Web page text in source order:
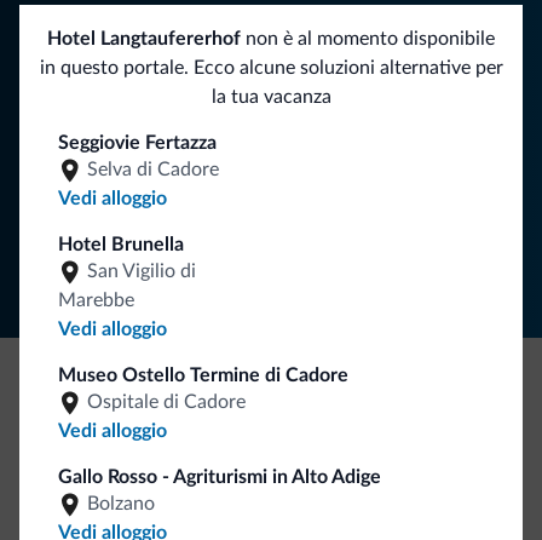
Hotel Langtaufererhof non è al momento disponibile
in questo portale. Ecco alcune soluzioni alternative per
la tua vacanza
Seggiovie Fertazza
Selva di Cadore
Vedi alloggio
Hotel Brunella
San Vigilio di
Marebbe
Vedi alloggio
Museo Ostello Termine di Cadore
Ospitale di Cadore
Vedi alloggio
Gallo Rosso - Agriturismi in Alto Adige
Bolzano
Vedi alloggio
vacanza nelle Dolomiti.
ISCRIVITI ALLA NEWSLETTER
Be Original, scopri la nuova collezione
Ce l'avete chiesto in tanti. Ecco la nuova collezione firmata
Dolomiti.it!